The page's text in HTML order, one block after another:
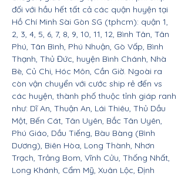
đối với hầu hết tất cả các quận huyện tại
Hồ Chí Minh Sài Gòn SG (tphcm): quận 1,
2, 3, 4, 5, 6, 7, 8, 9, 10, 11, 12, Bình Tân, Tân
Phú, Tân Bình, Phú Nhuận, Gò Vấp, Bình
Thạnh, Thủ Đức, huyện Bình Chánh, Nhà
Bè, Củ Chi, Hóc Môn, Cần Giờ. Ngoài ra
còn vận chuyển với cước ship rẻ đến vs
các huyện, thành phố thuộc tỉnh giáp ranh
như: Dĩ An, Thuận An, Lái Thiêu, Thủ Dầu
Một, Bến Cát, Tân Uyên, Bắc Tân Uyên,
Phú Giáo, Dầu Tiếng, Bàu Bàng (Bình
Dương), Biên Hòa, Long Thành, Nhơn
Trạch, Trảng Bom, Vĩnh Cửu, Thống Nhất,
Long Khánh, Cẩm Mỹ, Xuân Lộc, Định